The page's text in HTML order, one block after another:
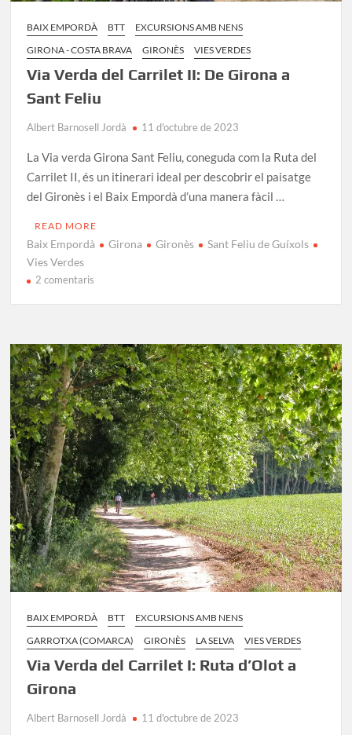
BAIX EMPORDÀ BTT
EXCURSIONS AMB NENS
GIRONA - COSTA BRAVA
GIRONÈS VIES VERDES
Via Verda del Carrilet II: De Girona a
Sant Feliu
Albert Barnosell Jordà 11 d'octubre de 2023
La Via verda Girona Sant Feliu, coneguda com la Ruta del
Carrilet II, és un itinerari ideal per descobrir el paisatge
del Gironès i el Baix Empordà d’una manera fàcil …
READ MORE
Baix Empordà Girona Gironès
Sant Feliu de Guíxols
Vies Verdes
2 comentaris
Carrilet
II:
De
Girona
a
Sant
Feliu
BAIX EMPORDÀ BTT
EXCURSIONS AMB NENS
GARROTXA (COMARCA)
GIRONÈS LA SELVA VIES VERDES
Via Verda del Carrilet I: Ruta d’Olot a
Girona
Albert Barnosell Jordà 11 d'octubre de 2023